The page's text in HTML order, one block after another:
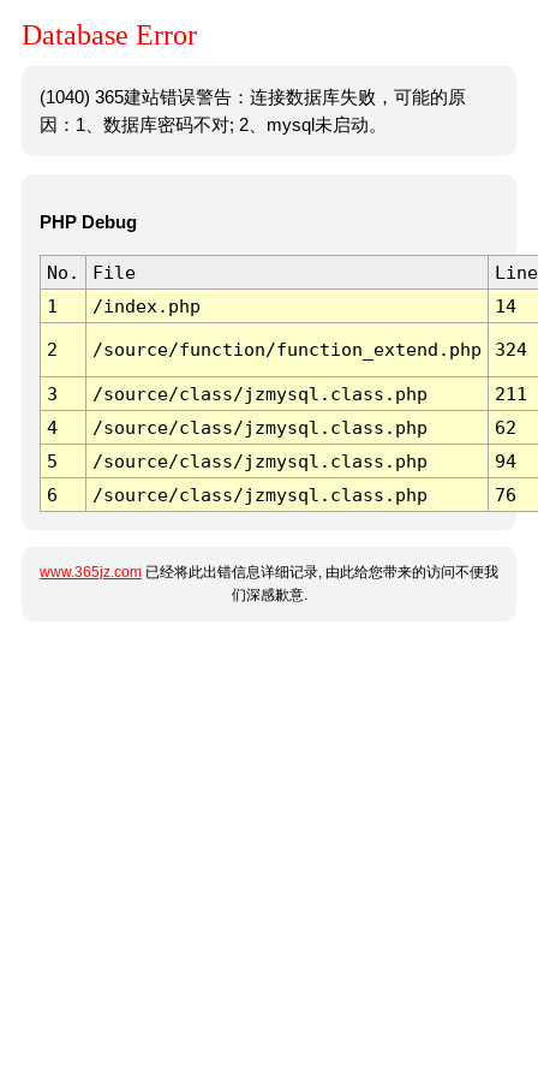
Database Error
(1040) 365建站错误警告：连接数据库失败，可能的原
因：1、数据库密码不对; 2、mysql未启动。
PHP Debug
No. File
Line
1
/index.php 14
2 /source/function/function_extend.php 324
3 /source/class/jzmysql.class.php
211
4
/source/class/jzmysql.class.php
62
5
/source/class/jzmysql.class.php
94
6
/source/class/jzmysql.class.php 76
www.365jz.com 已经将此出错信息详细记录, 由此给您带来的访问不便我
们深感歉意.